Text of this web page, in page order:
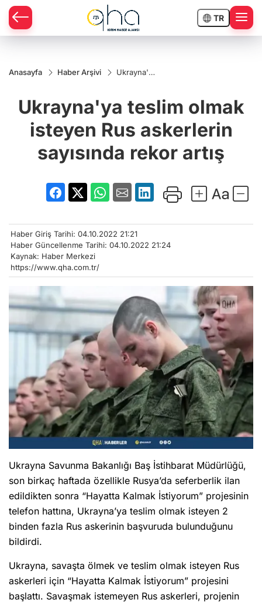
TR
Anasayfa Haber Arşivi
Ukrayna'ya
isteyen
Rus
sayısında
rekor artış
Ukrayna'ya teslim olmak
isteyen Rus askerlerin
sayısında rekor artış
Haber Giriş Tarihi: 04.10.2022 21:21
Haber Güncellenme Tarihi: 04.10.2022 21:24
Kaynak: Haber Merkezi
https://www.qha.com.tr/
Ukrayna Savunma Bakanlığı Baş İstihbarat Müdürlüğü,
son birkaç haftada özellikle Rusya’da seferberlik ilan
edildikten sonra “Hayatta Kalmak İstiyorum” projesinin
telefon hattına, Ukrayna’ya teslim olmak isteyen 2
binden fazla Rus askerinin başvuruda bulunduğunu
bildirdi.
Ukrayna, savaşta ölmek ve teslim olmak isteyen Rus
askerleri için “Hayatta Kalmak İstiyorum” projesini
başlattı. Savaşmak istemeyen Rus askerleri, projenin